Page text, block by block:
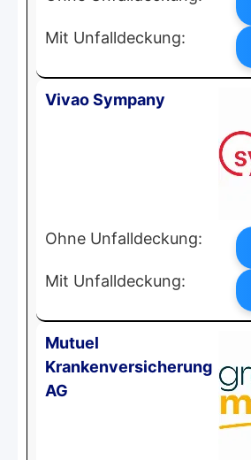
Mit Unfalldeckung:
Vivao Sympany
Ohne Unfalldeckung:
Mit Unfalldeckung:
Mutuel
Krankenversicherung
AG